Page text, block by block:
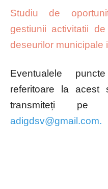
Studiu de
gestiunii activitatii
deseurilor municipale
Eventualele
referitoare la
transmiteți pe
adigdsv@gmail.com.